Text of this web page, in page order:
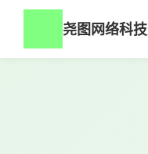
尧图网络科技